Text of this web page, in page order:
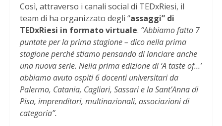
Così, attraverso i canali social di TEDxRiesi, il
team di ha organizzato degli “assaggi” di
TEDxRiesi in formato virtuale. “Abbiamo fatto 7
puntate per la prima stagione – dico nella prima
stagione perché stiamo pensando di lanciare anche
una nuova serie. Nella prima edizione di ‘A taste of…’
abbiamo avuto ospiti 6 docenti universitari da
Palermo, Catania, Cagliari, Sassari e la Sant’Anna di
Pisa, imprenditori, multinazionali, associazioni di
categoria”.